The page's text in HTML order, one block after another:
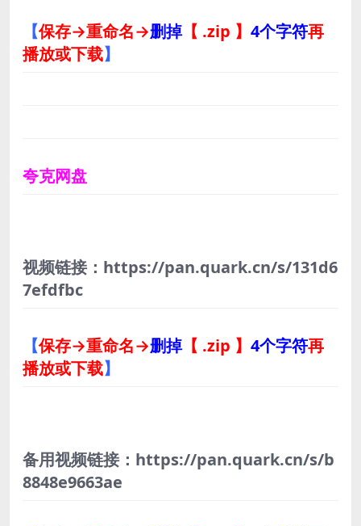
【保存→重命名→删掉【 .zip 】 4个字符再
播放或下载】
夸克网盘
视频链接：https://pan.quark.cn/s/131d6
7efdfbc
【保存→重命名→删掉【 .zip 】 4个字符再
播放或下载】
备用视频链接：https://pan.quark.cn/s/b
8848e9663ae